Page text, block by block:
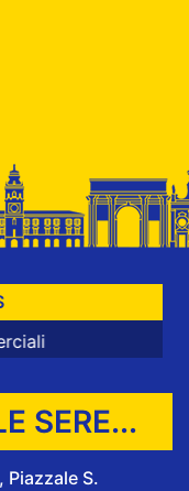
SERE...
Piazzale S.